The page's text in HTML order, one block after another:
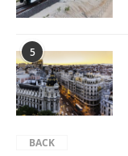
5
BACK